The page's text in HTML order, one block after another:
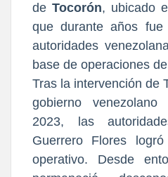
de Tocorón, ubicado
que durante años
autoridades
base de operaciones
Tras la intervención de
gobierno
2023, las
Guerrero Flores
operativo. Desde